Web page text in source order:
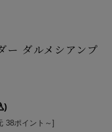
ー ダルメシアンプ
)
38ポイント～]